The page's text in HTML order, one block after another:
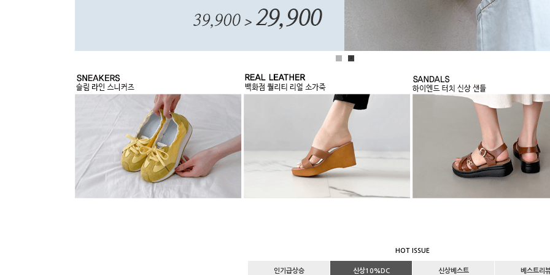
2
HOT ISSUE
인기급상승 신상10%DC 신상베스트 베스트리